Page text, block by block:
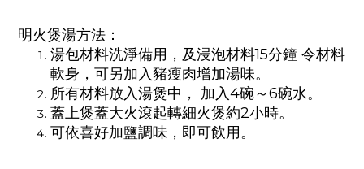
明火煲湯方法：
湯包材料洗淨備用，及浸泡材料15分鐘 令材料
軟身，可另加入豬瘦肉增加湯味。
所有材料放入湯煲中， 加入4碗～6碗水。
蓋上煲蓋大火滾起轉細火煲約2小時。
可依喜好加鹽調味，即可飲用。